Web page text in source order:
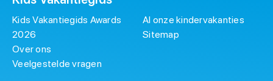
Kids Vakantiegids Awards
2026
Over ons
Veelgestelde vragen
Al onze kindervakanties
Sitemap